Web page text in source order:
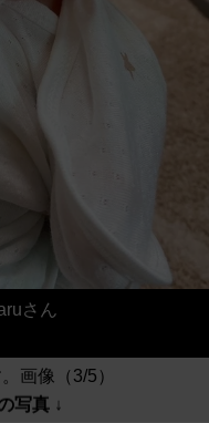
さん
画像（3/5）
写真 ↓